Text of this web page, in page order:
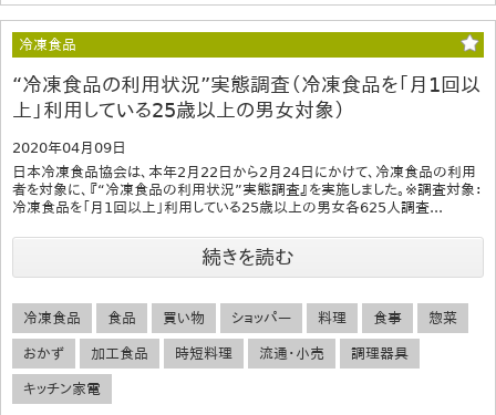
冷凍食品
“冷凍食品の利用状況”実態調査（冷凍食品を「月1回以
上」利用している25歳以上の男女対象）
2020年04月09日
日本冷凍食品協会は、本年2月22日から2月24日にかけて、冷凍食品の利用
者を対象に、『“冷凍食品の利用状況”実態調査』を実施しました。※調査対象：
冷凍食品を「月1回以上」利用している25歳以上の男女各625人調査...
続きを読む
冷凍食品 食品 買い物 ショッパー 料理 食事 惣菜
おかず 加工食品 時短料理 流通・小売 調理器具
キッチン家電